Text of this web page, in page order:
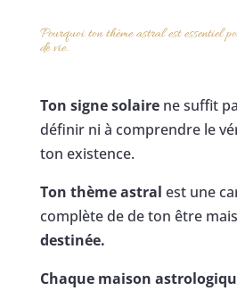
Pourquoi ton thème astral est essentiel
de vie.
Ton signe solairene suffit
définir ni à comprendre le
ton existence.
Ton thème astral est une
complète de de ton être
destinée.
Chaque maison